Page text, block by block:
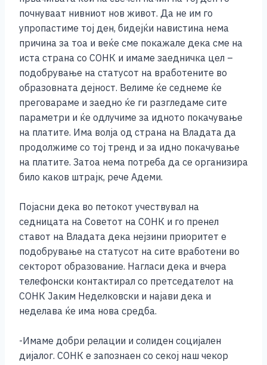
почнуваат нивниот нов живот. Да не им го
упропастиме тој ден, бидејќи навистина нема
причина за тоа и веќе сме покажале дека сме на
иста страна со СОНК и имаме заедничка цел –
подобрување на статусот на вработените во
образовната дејност. Велиме ќе седнеме ќе
преговараме и заедно ќе ги разгледаме сите
параметри и ќе одлучиме за идното покачување
на платите. Има волја од страна на Владата да
продолжиме со тој тренд и за идно покачување
на платите. Затоа нема потреба да се организира
било каков штрајк, рече Адеми.
Појасни дека во петокот учествувал на
седницата на Советот на СОНК и го пренел
ставот на Владата дека нејзини приоритет е
подобрување на статусот на сите вработени во
секторот образование. Нагласи дека и вчера
телефонски контактирал со претседателот на
СОНК Јаким Неделковски и најави дека и
неделава ќе има нова средба.
-Имаме добри релации и солиден социјален
дијалог. СОНК е запознаен со секој наш чекор